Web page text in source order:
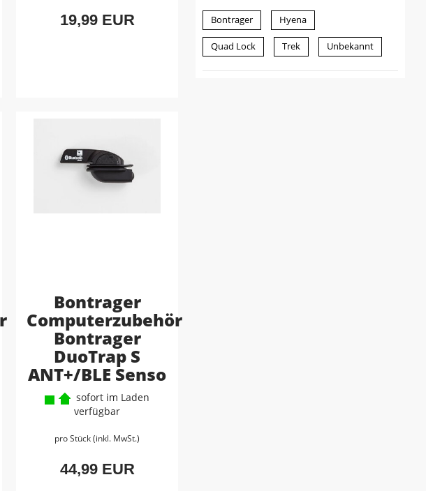
19,99 EUR
Bontrager
Computerzubehör
Bontrager
DuoTrap S
ANT+/BLE Senso
sofort im Laden
verfügbar
pro Stück (inkl. MwSt.)
44,99 EUR
Bontrager Hyena
Quad Lock Trek Unbekannt